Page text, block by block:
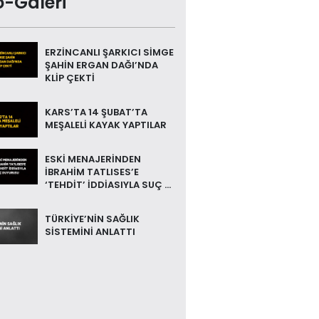
ERZİNCANLI ŞARKICI SİMGE
ŞAHİN ERGAN DAĞI’NDA
KLİP ÇEKTİ
KARS’TA 14 ŞUBAT’TA
MEŞALELİ KAYAK YAPTILAR
ESKİ MENAJERİNDEN
İBRAHİM TATLISES’E
‘TEHDİT’ İDDİASIYLA SUÇ ...
TÜRKİYE’NİN SAĞLIK
SİSTEMİNİ ANLATTI